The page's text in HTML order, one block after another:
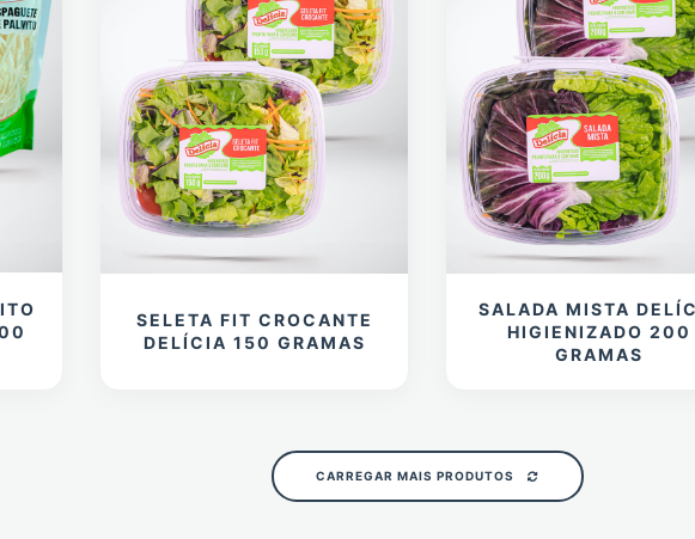
SELETA FIT CROCANTE
DELÍCIA 150 GRAMAS
SALADA MISTA
HIGIENIZADO 200
GRAMAS
CARREGAR MAIS PRODUTOS